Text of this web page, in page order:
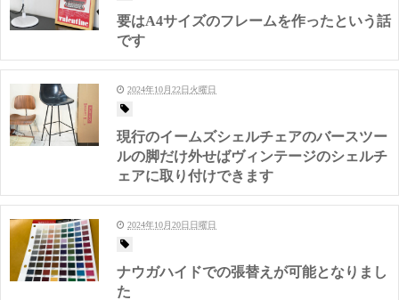
要はA4サイズのフレームを作ったという話
です
2024年10月22日火曜日
現行のイームズシェルチェアのバースツー
ルの脚だけ外せばヴィンテージのシェルチ
ェアに取り付けできます
2024年10月20日日曜日
ナウガハイドでの張替えが可能となりまし
た